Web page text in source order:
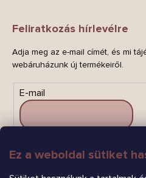
Ez a weboldal sütiket
Feliratkozás hírlevélre
Adja meg az e-mail címét, és mi
webáruházunk új termékeiről.
E-mail
FELIRATKOZÁS